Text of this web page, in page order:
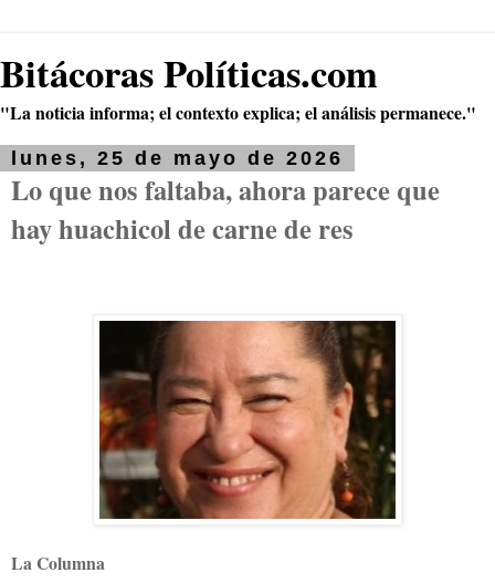
Bitácoras Políticas.com
"La noticia informa; el contexto explica; el análisis permanece."
lunes, 25 de mayo de 2026
Lo que nos faltaba, ahora parece que
hay huachicol de carne de res
La Columna